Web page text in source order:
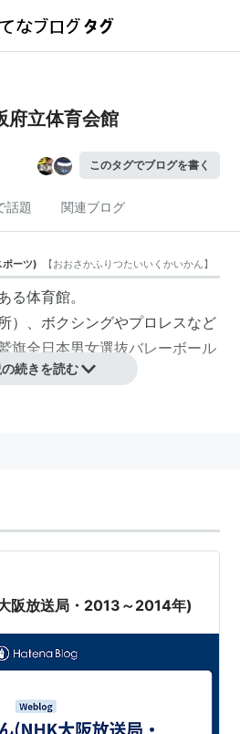
府立体育会館
このタグでブログを書く
話題 関連ブログ
ポーツ) 【おおさかふりつたいいくかいかん】
る体育館。
）、ボクシングやプロレスなど
旗全日本男女選抜バレーボール
どが行われる。
までの3年間、BB-SPORTS社
イツ）を取得し、
ム」（ボディメーカーコロシア
。契約料は年2500万円。
に本社を置く家電量販店大手の
を締結。2015年9月1日からの3
ーナ大阪」の愛称となる。契約
続きを読む
阪放送局・2013～2014年)